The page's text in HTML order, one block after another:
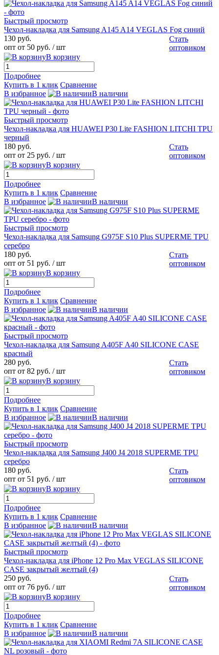
Быстрый просмотр
Чехол-накладка для Samsung A145 A14 VEGLAS Fog синий
130 руб.
опт от 50 руб. / шт
Стать
оптовиком
В корзину
Подробнее
Купить в 1 клик Сравнение
В избранное
В наличии
Быстрый просмотр
Чехол-накладка для HUAWEI P30 Lite FASHION LITCHI TPU
черный
180 руб.
опт от 25 руб. / шт
Стать
оптовиком
В корзину
Подробнее
Купить в 1 клик Сравнение
В избранное
В наличии
Быстрый просмотр
Чехол-накладка для Samsung G975F S10 Plus SUPERME TPU
серебро
180 руб.
опт от 51 руб. / шт
Стать
оптовиком
В корзину
Подробнее
Купить в 1 клик Сравнение
В избранное
В наличии
Быстрый просмотр
Чехол-накладка для Samsung A405F A40 SILICONE CASE
красный
280 руб.
опт от 82 руб. / шт
Стать
оптовиком
В корзину
Подробнее
Купить в 1 клик Сравнение
В избранное
В наличии
Быстрый просмотр
Чехол-накладка для Samsung J400 J4 2018 SUPERME TPU
серебро
180 руб.
опт от 51 руб. / шт
Стать
оптовиком
В корзину
Подробнее
Купить в 1 клик Сравнение
В избранное
В наличии
Быстрый просмотр
Чехол-накладка для iPhone 12 Pro Max VEGLAS SILICONE
CASE закрытый желтый (4)
250 руб.
опт от 76 руб. / шт
Стать
оптовиком
В корзину
Подробнее
Купить в 1 клик Сравнение
В избранное
В наличии